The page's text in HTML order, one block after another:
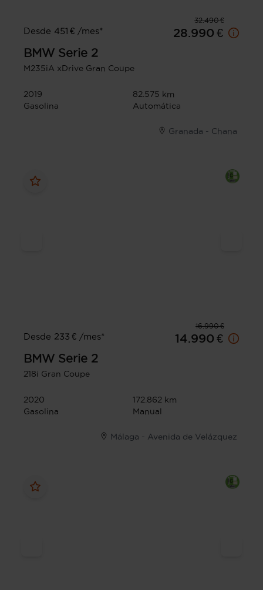
32.490 €
Desde 451 € /mes*
28.990 €
BMW Serie 2
M235iA xDrive Gran Coupe
2019
82.575 km
Gasolina
Automática
Granada - Chana
16.990 €
Desde 233 € /mes*
14.990 €
BMW Serie 2
218i Gran Coupe
2020
172.862 km
Gasolina
Manual
Málaga - Avenida de Velázquez